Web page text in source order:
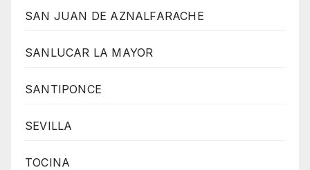
SAN JUAN DE AZNALFARACHE
SANLUCAR LA MAYOR
SANTIPONCE
SEVILLA
TOCINA